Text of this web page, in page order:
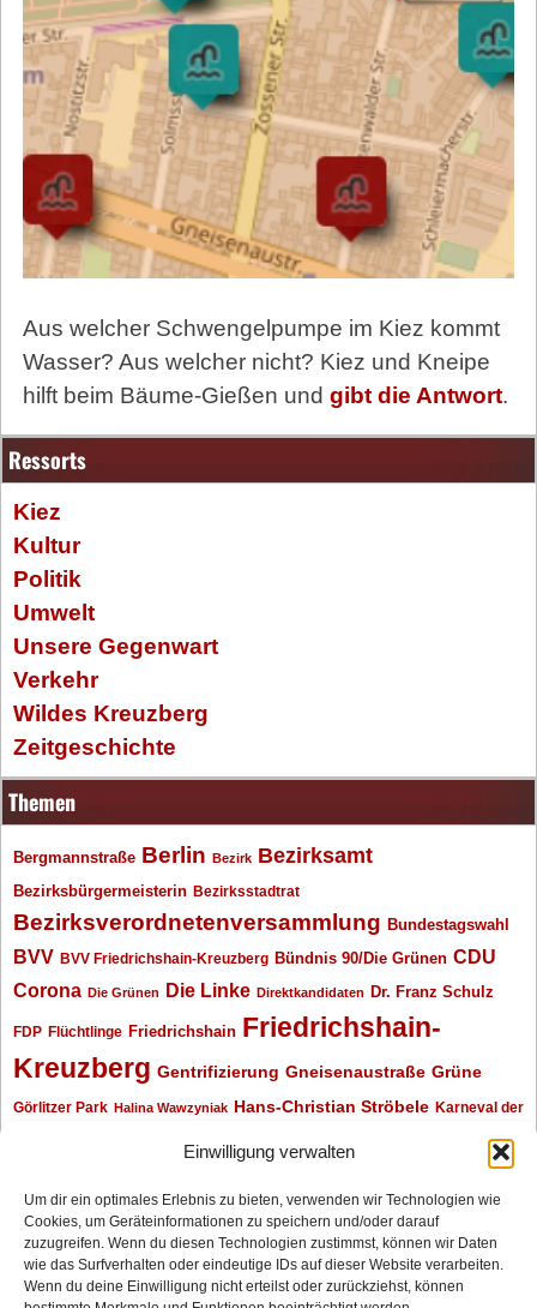
Einwilligung verwalten
Um dir ein optimales Erlebnis zu bieten, verwenden wir Technologien wie
Cookies, um Geräteinformationen zu speichern und/oder darauf
zuzugreifen. Wenn du diesen Technologien zustimmst, können wir Daten
wie das Surfverhalten oder eindeutige IDs auf dieser Website verarbeiten.
Wenn du deine Einwilligung nicht erteilst oder zurückziehst, können
Aus welcher Schwengelpumpe im Kiez kommt
Wasser? Aus welcher nicht? Kiez und Kneipe
hilft beim Bäume-Gießen und gibt die Antwort.
Ressorts
Kiez
Kultur
Politik
Umwelt
Unsere Gegenwart
Verkehr
Wildes Kreuzberg
Zeitgeschichte
Themen
Bergmannstraße Berlin Bezirk Bezirksamt
Bezirksbürgermeisterin Bezirksstadtrat
Bezirksverordnetenversammlung Bundestagswahl
BVV BVV Friedrichshain-Kreuzberg Bündnis 90/Die Grünen CDU
Corona Die Grünen Die Linke Direktkandidaten Dr. Franz Schulz
FDP Flüchtlinge Friedrichshain Friedrichshain-
Kreuzberg Gentrifizierung Gneisenaustraße Grüne
Görlitzer Park Halina Wawzyniak Hans-Christian Ströbele Karneval der
Klaus Wowereit
Neukölln Oliver Nöll Oranienplatz Piraten Piratenpartei Polizeimeldungen
Redaktionsgespräch Senat SPD